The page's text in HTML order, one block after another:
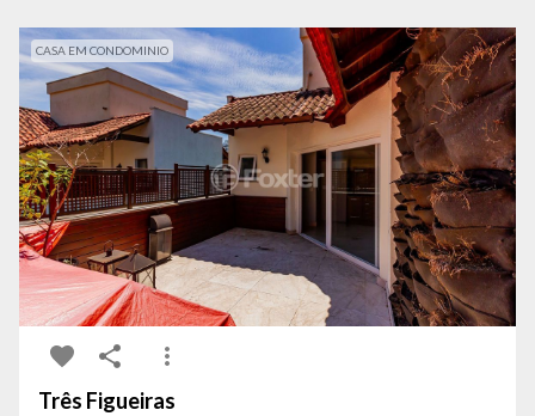
CASA EM CONDOMINIO
Três Figueiras